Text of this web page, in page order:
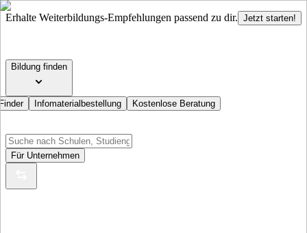
Erhalte Weiterbildungs-Empfehlungen passend zu dir. Jetzt starten!
Bildung finden
Infomaterialbestellung Kostenlose Beratung
Für Unternehmen